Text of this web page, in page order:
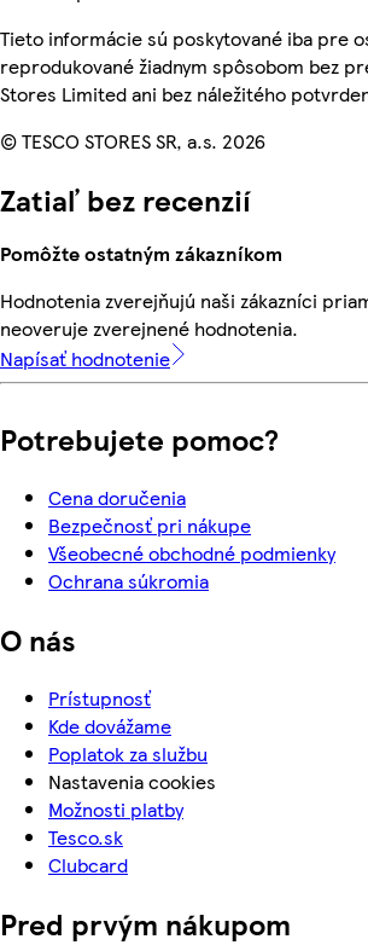
Tieto informácie sú poskytované iba pre
reprodukované žiadnym spôsobom bez
Stores Limited ani bez náležitého
© TESCO STORES SR, a.s. 2026
Zatiaľ bez recenzií
Pomôžte ostatným zákazníkom
Hodnotenia zverejňujú naši zákazníci
neoveruje zverejnené hodnotenia.
Napísať hodnotenie
Potrebujete pomoc?
Cena doručenia
Bezpečnosť pri nákupe
Všeobecné obchodné podmienky
Ochrana súkromia
O nás
Prístupnosť
Kde dovážame
Poplatok za službu
Nastavenia cookies
Možnosti platby
Tesco.sk
Clubcard
Pred prvým nákupom